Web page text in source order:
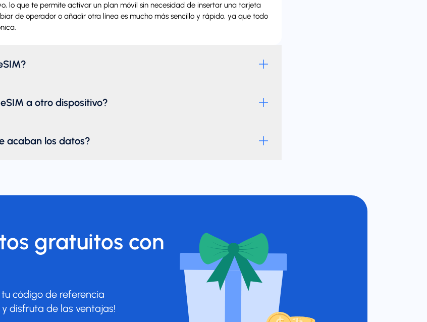
lo que te permite activar un plan móvil sin necesidad de insertar una tarjeta
de operador o añadir otra línea es mucho más sencillo y rápido, ya que todo
a otro dispositivo?
acaban los datos?
gratuitos con
código de referencia
disfruta de las ventajas!